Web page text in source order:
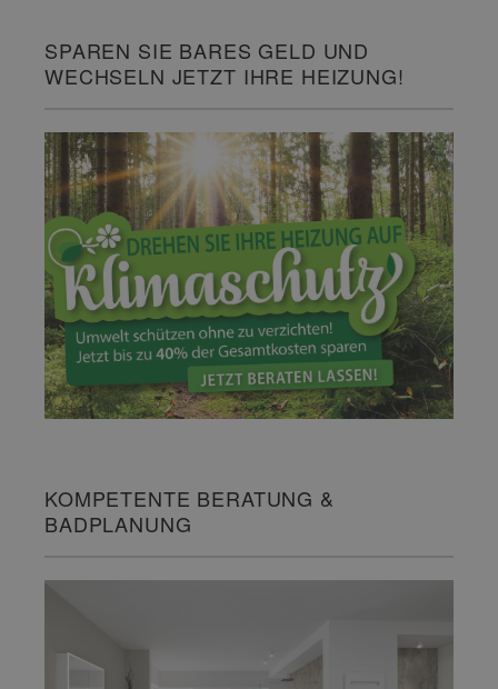
SPAREN SIE BARES GELD UND
WECHSELN JETZT IHRE HEIZUNG!
KOMPETENTE BERATUNG &
BADPLANUNG